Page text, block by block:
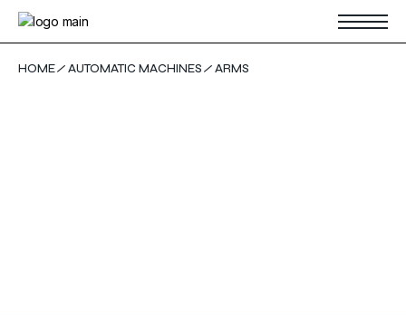
content
HOME AUTOMATIC MACHINES ARMS